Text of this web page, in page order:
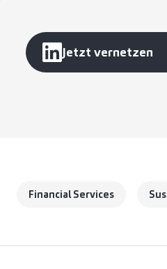
Jetzt vernetzen
Financial Services